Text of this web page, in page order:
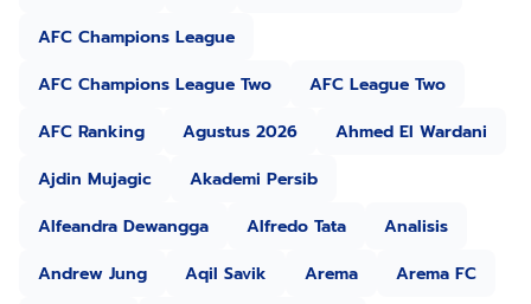
AFC Champions League
AFC Champions League Two
AFC League Two
AFC Ranking
Agustus 2026
Ahmed El Wardani
Ajdin Mujagic
Akademi Persib
Alfeandra Dewangga
Alfredo Tata
Analisis
Andrew Jung
Aqil Savik Arema
Arema FC